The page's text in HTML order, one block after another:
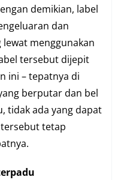
demikian, label
dan
menggunakan
tersebut dijepit
ini – tepatnya di
berputar dan bel
tidak ada yang dapat
tetap